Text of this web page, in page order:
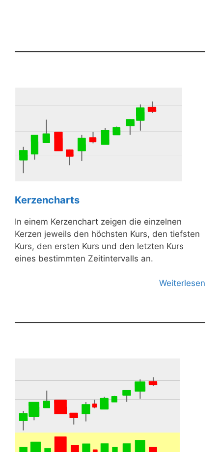
Kerzencharts
In einem Kerzenchart zeigen die einzelnen
Kerzen jeweils den höchsten Kurs, den tiefsten
Kurs, den ersten Kurs und den letzten Kurs
eines bestimmten Zeitintervalls an.
Weiterlesen